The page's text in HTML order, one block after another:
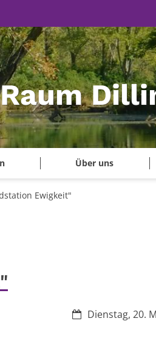
Über uns
Ewigkeit"
Datum:Dienstag, 20.